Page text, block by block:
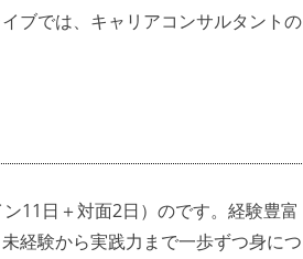
ブでは、キャリアコンサルタントの
11日＋対面2日）のです。経験豊富
経験から実践力まで一歩ずつ身につ